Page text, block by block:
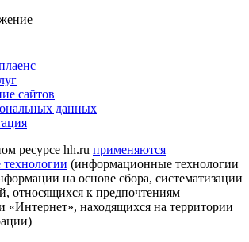
сайтов
данных
ресурсе hh.ru применяются
технологии (информационные технологии
на основе сбора, систематизации
относящихся к предпочтениям
«Интернет», находящихся на территории